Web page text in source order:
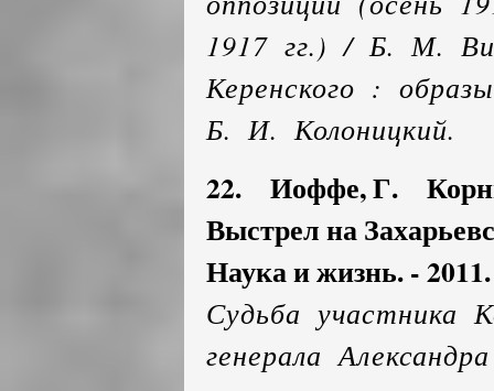
1917 гг.) / Б. М.
Керенского :
Б. И. Колоницкий.
22. Иоффе, Г.
Выстрел на
Наука и жизнь. -
Судьба участника
генерала